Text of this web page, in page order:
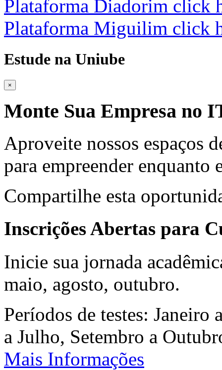
Plataforma Diadorim click
Plataforma Miguilim click
Estude na Uniube
×
Monte Sua Empresa no
Aproveite nossos espaços
para empreender enquanto
Compartilhe esta
Inscrições Abertas para
Inicie sua jornada
maio, agosto, outubro.
Períodos de testes:
a Julho, Setembro a
Mais Informações